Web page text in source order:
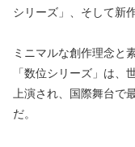
シリーズ」、そして新
ミニマルな創作理念と
「数位シリーズ」は
上演され、国際舞台で
だ。